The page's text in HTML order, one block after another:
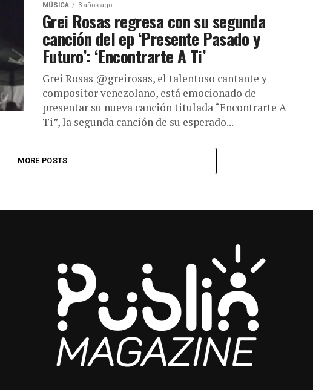
MÚSICA 3 años ago
Grei Rosas regresa con su segunda
canción del ep ‘Presente Pasado y
Futuro’: ‘Encontrarte A Ti’
Grei Rosas @greirosas, el talentoso cantante y
compositor venezolano, está emocionado de
presentar su nueva canción titulada “Encontrarte A
Ti”, la segunda canción de su esperado...
MORE POSTS